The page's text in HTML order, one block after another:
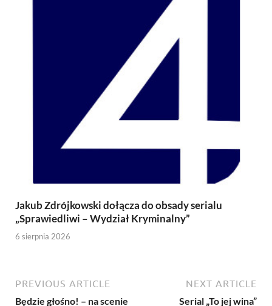
Jakub Zdrójkowski dołącza do obsady serialu
„Sprawiedliwi – Wydział Kryminalny”
6 sierpnia 2026
PREVIOUS ARTICLE
Będzie głośno! – na scenie
NEXT ARTICLE
Serial „To jej wina”